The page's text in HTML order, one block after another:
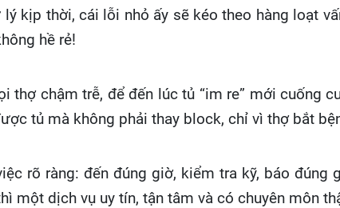
kịp thời, cái lỗi nhỏ ấy sẽ kéo theo hàng loạt
hề rẻ!
thợ chậm trễ, để đến lúc tủ “im re” mới cuống
tủ mà không phải thay block, chỉ vì thợ bắt
rõ ràng: đến đúng giờ, kiểm tra kỹ, báo đúng
một dịch vụ uy tín, tận tâm và có chuyên môn